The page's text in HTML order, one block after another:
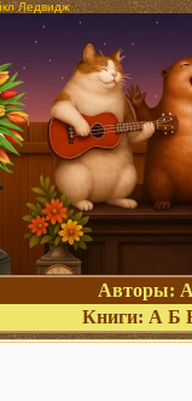
Ледвидж
Авторы: А
Книги: А Б